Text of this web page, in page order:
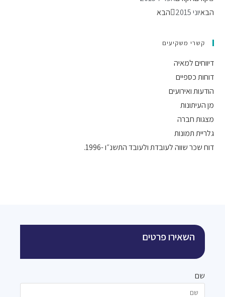
הבאיוני 2015 הבא
קשרי משקיעים
דיווחים למאיה
דוחות כספיים
הודעות ואירועים
מן העיתונות
מצגות חברה
גלריית תמונות
דוח שכר שווה לעובדת ולעובד התשנ״ו -1996.
השאירו פרטים
שם